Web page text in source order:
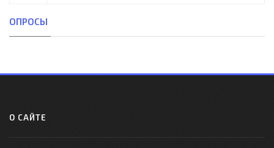
ОПРОСЫ
О САЙТЕ